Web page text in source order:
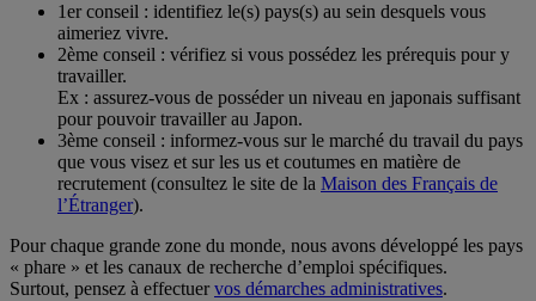
1er conseil : identifiez le(s) pays(s) au sein desquels vous
aimeriez vivre.
2ème conseil : vérifiez si vous possédez les prérequis pour y
travailler.
Ex : assurez-vous de posséder un niveau en japonais suffisant
pour pouvoir travailler au Japon.
3ème conseil : informez-vous sur le marché du travail du pays
que vous visez et sur les us et coutumes en matière de
recrutement (consultez le site de la Maison des Français de
l’Étranger).
Pour chaque grande zone du monde, nous avons développé les pays
« phare » et les canaux de recherche d’emploi spécifiques.
Surtout, pensez à effectuervos démarches administratives.